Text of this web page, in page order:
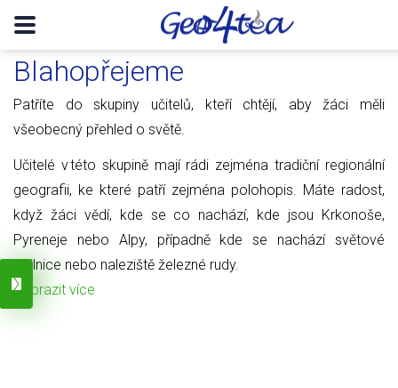
Blahopřejeme
Patříte do skupiny učitelů, kteří chtějí, aby žáci měli
všeobecný přehled o světě.
Učitelé v této skupině mají rádi zejména tradiční regionální
geografii, ke které patří zejména polohopis. Máte radost,
když žáci vědí, kde se co nachází, kde jsou Krkonoše,
Pyreneje nebo Alpy, případně kde se nachází světové
obilnice nebo naleziště železné rudy.
Zobrazit více